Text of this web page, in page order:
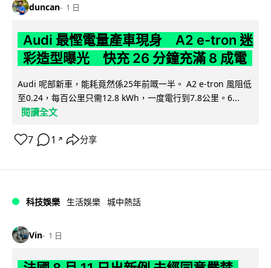
duncan 1 日
Audi 最慳電量產車現身 A2 e-tron 迷
彩造型曝光 快充 26 分鐘充滿 8 成電
Audi 呢部新車，能耗竟然係25年前嘅一半。 A2 e-tron 風阻低
至0.24，每百公里只需12.8 kWh，一度電行到7.8公里。6...
閱讀全文
7 1 ↗ 分享
科技娛樂 生活娛樂 城中熱話
Vin 1 日